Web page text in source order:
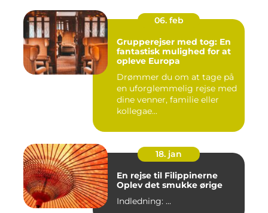
06. feb
Grupperejser med tog: En
fantastisk mulighed for at
opleve Europa
Drømmer du om at tage på
en uforglemmelig rejse med
dine venner, familie eller
kollegae...
18. jan
En rejse til Filippinerne
Oplev det smukke ørige
Indledning: ...